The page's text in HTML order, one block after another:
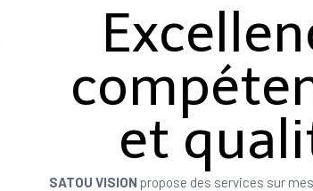
et
SATOU VISION propose des services sur